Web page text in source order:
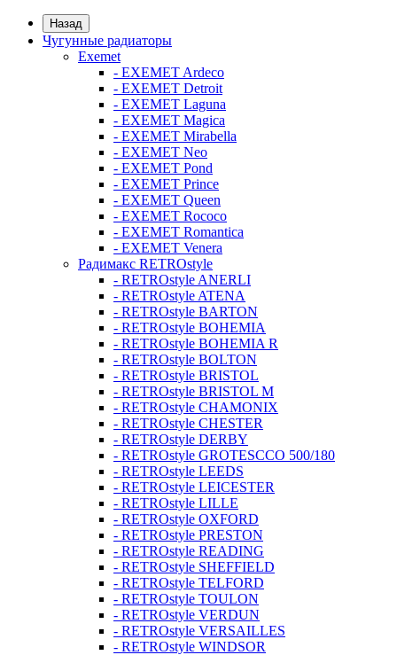
Назад
Чугунные радиаторы
Exemet
- EXEMET Ardeco
- EXEMET Detroit
- EXEMET Laguna
- EXEMET Magica
- EXEMET Mirabella
- EXEMET Neo
- EXEMET Pond
- EXEMET Prince
- EXEMET Queen
- EXEMET Rococo
- EXEMET Romantica
- EXEMET Venera
Радимакс RETROstyle
- RETROstyle ANERLI
- RETROstyle ATENA
- RETROstyle BARTON
- RETROstyle BOHEMIA
- RETROstyle BOHEMIA R
- RETROstyle BOLTON
- RETROstyle BRISTOL
- RETROstyle BRISTOL M
- RETROstyle CHAMONIX
- RETROstyle CHESTER
- RETROstyle DERBY
- RETROstyle GROTESCCO 500/180
- RETROstyle LEEDS
- RETROstyle LEICESTER
- RETROstyle LILLE
- RETROstyle OXFORD
- RETROstyle PRESTON
- RETROstyle READING
- RETROstyle SHEFFIELD
- RETROstyle TELFORD
- RETROstyle TOULON
- RETROstyle VERDUN
- RETROstyle VERSAILLES
- RETROstyle WINDSOR